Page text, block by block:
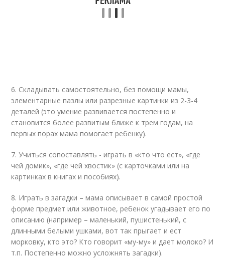
6. Складывать самостоятельно, без помощи мамы,
элементарные пазлы или разрезные картинки из 2-3-4
деталей (это умение развивается постепенно и
становится более развитым ближе к трем годам, на
первых порах мама помогает ребенку).
7. Учиться сопоставлять - играть в «кто что ест», «где
чей домик», «где чей хвостик» (с карточками или на
картинках в книгах и пособиях).
8. Играть в загадки – мама описывает в самой простой
форме предмет или животное, ребенок угадывает его по
описанию (например – маленький, пушистенький, с
длинными белыми ушками, вот так прыгает и ест
морковку, кто это? Кто говорит «му-му» и дает молоко? И
т.п. Постепенно можно усложнять загадки).